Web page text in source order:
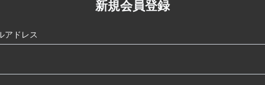
新規会員登録
アドレス